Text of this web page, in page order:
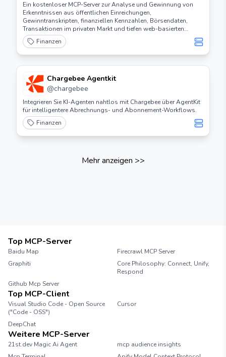
Ein kostenloser MCP-Server zur Analyse und Gewinnung von
Erkenntnissen aus öffentlichen Einreichungen,
Gewinntranskripten, finanziellen Kennzahlen, Börsendaten,
Transaktionen im privaten Markt und tiefen web-basierten
Recherchen innerhalb von Claude Desktop und anderen
beliebten MCP-Clients.
Finanzen
Chargebee Agentkit
@chargebee
Integrieren Sie KI-Agenten nahtlos mit Chargebee über AgentKit
für intelligentere Abrechnungs- und Abonnement-Workflows.
Finanzen
Mehr anzeigen >>
Top MCP-Server
Baidu Map
Firecrawl MCP Server
Graphiti
Core Philosophy: Connect, Unify,
Respond
Github Mcp Server
Top MCP-Client
Visual Studio Code - Open Source
("Code - OSS")
Cursor
DeepChat
Weitere MCP-Server
21st.dev Magic Ai Agent
mcp audience insights